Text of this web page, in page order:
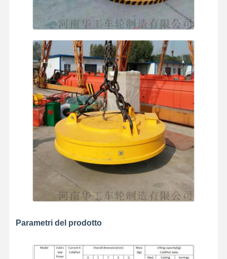
Fatory Tour
Controllo Di
Contattaci Notizie
Tutti I Casi
Ora
Chiacchieri
Ruote per gru
Tamburo di cavo metallico
Aggancio di gru
Carrello di estremità
Parametri del prodotto